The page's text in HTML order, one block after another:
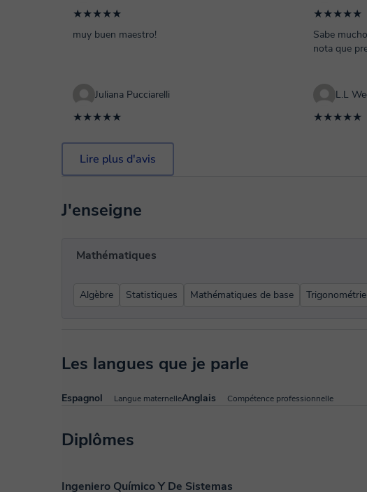
★★★★★
muy buen maestro!
★★★★★
Sabe
nota que
Juliana Pucciarelli
★★★★★
L.L
★★★★★
Lire plus d'avis
J'enseigne
Mathématiques
Algèbre Statistiques Mathématiques de base Trigonométrie
Les langues que je parle
Espagnol Langue maternelleAnglais Compétence professionnelle
Diplômes
Ingeniero Químico Y De Sistemas